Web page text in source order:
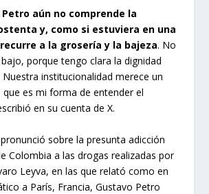
aún no comprende la
y, como si estuviera en una
a la grosería y la bajeza. No
porque tengo clara la dignidad
institucionalidad merece un
que es mi forma de entender el
en su cuenta de X.
sobre la presunta adicción
Colombia a las drogas realizadas por
Leyva, en las que relató como en
a París, Francia, Gustavo Petro